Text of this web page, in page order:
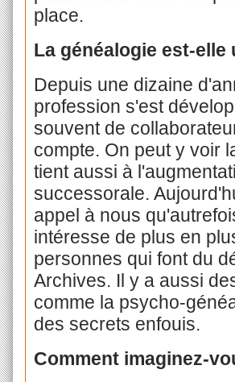
place.
La généalogie est-
Depuis une dizaine
profession s'est
souvent de
compte. On peut y voir
tient aussi à
successorale.
appel à nous
intéresse de plus en
personnes qui font du
Archives. Il y a aussi
comme la psycho-
des secrets enfouis.
Comment imaginez-